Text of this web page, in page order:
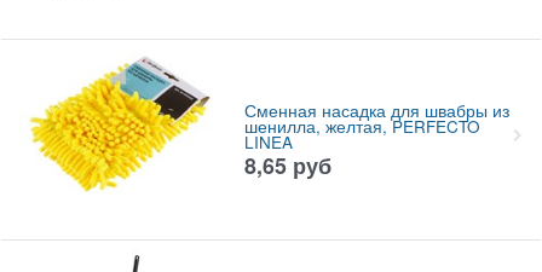
Сменная насадка для швабры из
шенилла, желтая, PERFECTO
LINEA
8,65 руб